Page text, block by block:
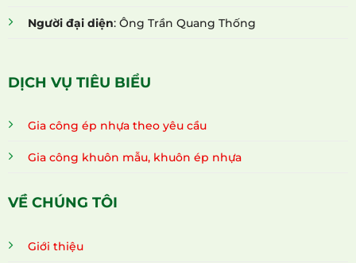
Người đại diện: Ông Trần Quang Thống
DỊCH VỤ TIÊU BIỂU
Gia công ép nhựa theo yêu cầu
Gia công khuôn mẫu, khuôn ép nhựa
VỀ CHÚNG TÔI
Giới thiệu